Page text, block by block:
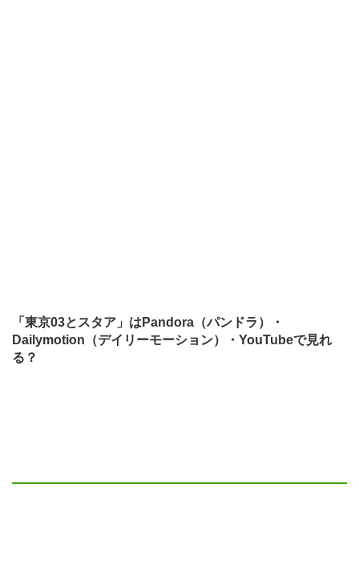
「東京03とスタア」はPandora（パンドラ）・
Dailymotion（デイリーモーション）・YouTubeで見れ
る？